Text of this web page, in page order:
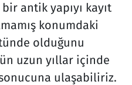
antik yapıyı kayıt
konumdaki
olduğunu
uzun yıllar içinde
ulaşabiliriz.